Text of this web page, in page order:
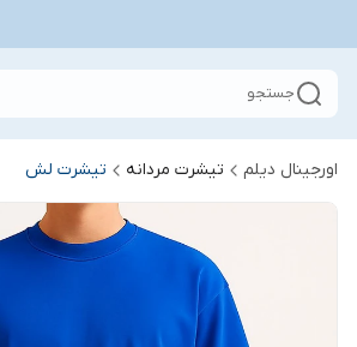
جستجو
اورجینال دیلم تیشرت مردانه تیشرت لش